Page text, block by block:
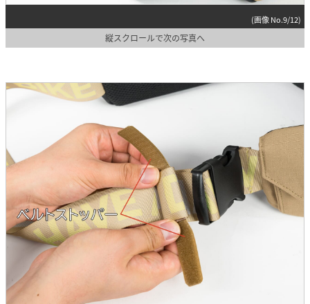
(画像 No.9/12)
縦スクロールで次の写真へ